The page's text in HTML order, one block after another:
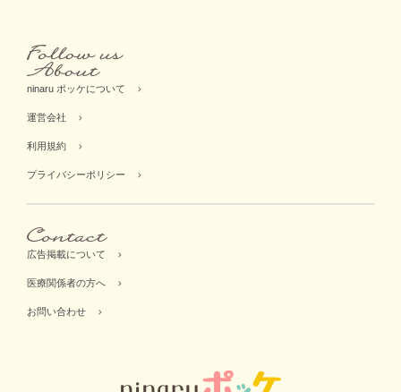
ninaru ポッケについて
運営会社
利用規約
プライバシーポリシー
広告掲載について
医療関係者の方へ
お問い合わせ